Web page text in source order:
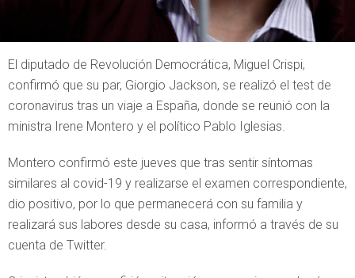
El diputado de Revolución Democrática, Miguel Crispi,
confirmó que su par, Giorgio Jackson, se realizó el test de
coronavirus tras un viaje a España, donde se reunió con la
ministra Irene Montero y el político Pablo Iglesias.
Montero confirmó este jueves que tras sentir síntomas
similares al covid-19 y realizarse el examen correspondiente,
dio positivo, por lo que permanecerá con su familia y
realizará sus labores desde su casa, informó a través de su
cuenta de Twitter.